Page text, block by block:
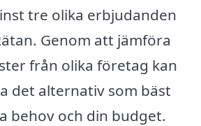
tre olika erbjudanden
Genom att jämföra
från olika företag kan
det alternativ som bäst
behov och din budget.